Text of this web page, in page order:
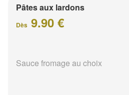
Pâtes aux lardons
Dès 9.90 €
Sauce fromage au choix